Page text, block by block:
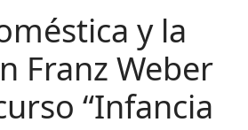
y la
Franz Weber
“Infancia